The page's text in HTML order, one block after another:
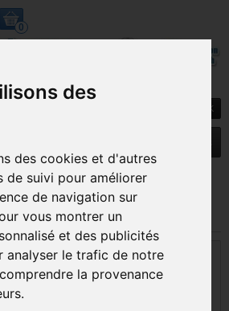
des
des cookies et d'autres
de suivi pour améliorer
de navigation sur
vous montrer un
et des publicités
analyser le trafic de notre
la provenance
0
Réparation prise charge alimentation
alimentation Galaxy